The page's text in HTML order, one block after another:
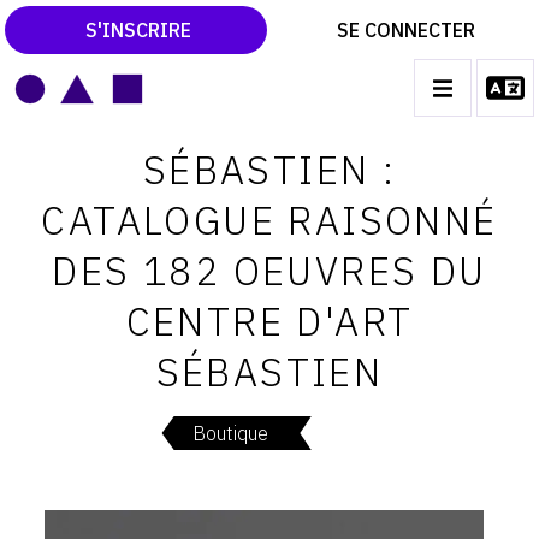
S'INSCRIRE SE CONNECTER
CATALOGUES RAISONNÉS
LES EXPOSITIONS
LES VERNISSAGES
ARCHIVES DES EXPOSITIONS
ACTUALITÉS DU MONDE DE L'ART
LIBRAIRIE : LIVRES & CATALOGUES
SÉBASTIEN :
CATALOGUE RAISONNÉ
DES 182 OEUVRES DU
CENTRE D'ART
SÉBASTIEN
Boutique